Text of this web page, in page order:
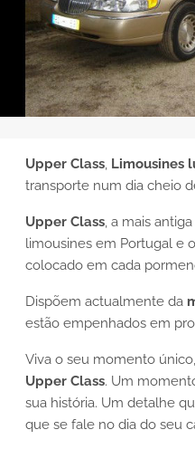
Upper Class, Limousines
transporte num dia cheio
Upper Class, a mais
limousines em Portugal e
colocado em cada
Dispõem actualmente da
estão empenhados em
Viva o seu momento
Upper Class. Um
sua história. Um detalhe
que se fale no dia do seu